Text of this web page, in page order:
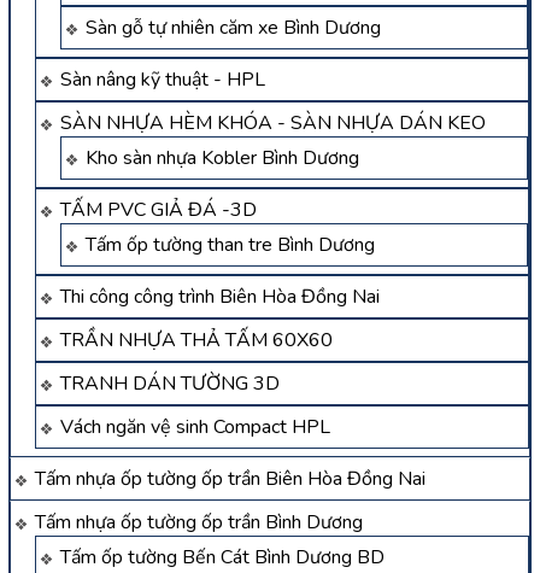
Sàn gỗ tự nhiên căm xe Bình Dương
Sàn nâng kỹ thuật - HPL
SÀN NHỰA HÈM KHÓA - SÀN NHỰA DÁN KEO
Kho sàn nhựa Kobler Bình Dương
TẤM PVC GIẢ ĐÁ -3D
Tấm ốp tường than tre Bình Dương
Thi công công trình Biên Hòa Đồng Nai
TRẦN NHỰA THẢ TẤM 60X60
TRANH DÁN TƯỜNG 3D
Vách ngăn vệ sinh Compact HPL
Tấm nhựa ốp tường ốp trần Biên Hòa Đồng Nai
Tấm nhựa ốp tường ốp trần Bình Dương
Tấm ốp tường Bến Cát Bình Dương BD